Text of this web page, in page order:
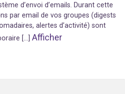
d’envoi d’emails. Durant cette
par email de vos groupes (digests
alertes d’activité) sont
[…] Afficher